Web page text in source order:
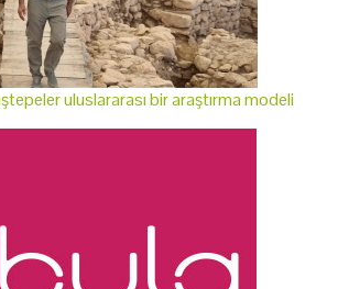
uluslararası bir araştırma modeli